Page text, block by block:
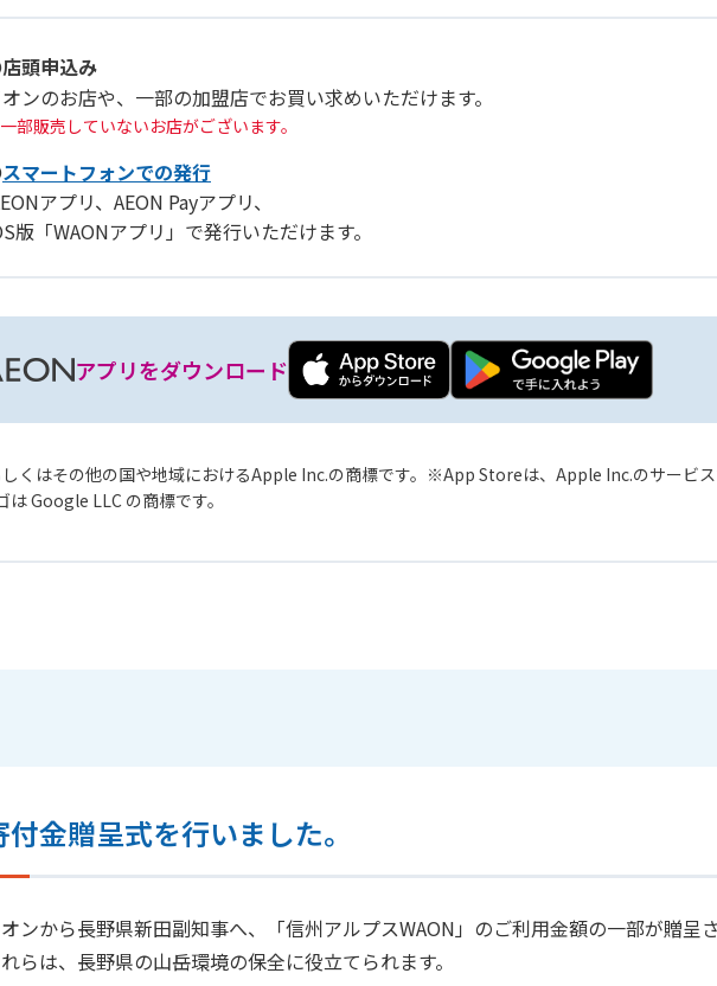
頭申込み
ンのお店や、一部の加盟店でお買い求めいただけます。
一部販売していないお店がございます。
スマートフォンでの発行
アプリ、AEON Payアプリ、
版「WAONアプリ」で発行いただけます。
アプリをダウンロード
はその他の国や地域におけるApple Inc.の商標です。
App Storeは、Apple Inc.のサービス
Google LLC の商標です。
付金贈呈式を行いました。
ンから長野県新田副知事へ、「信州アルプスWAON」のご利用金額の一部が贈呈
らは、長野県の山岳環境の保全に役立てられます。